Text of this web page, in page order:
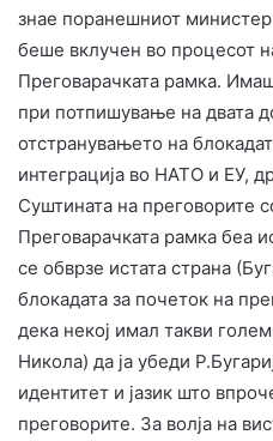
знае поранешниот
беше вклучен во процесот
Преговарачката рамка.
при потпишување на двата
отстранувањето на
интеграција во НАТО и ЕУ,
Суштината на преговорите
Преговарачката рамка беа
се обврзе истата страна
блокадата за почеток на
дека некој имал такви
Никола) да ја убеди
идентитет и јазик што
преговорите. За волја на